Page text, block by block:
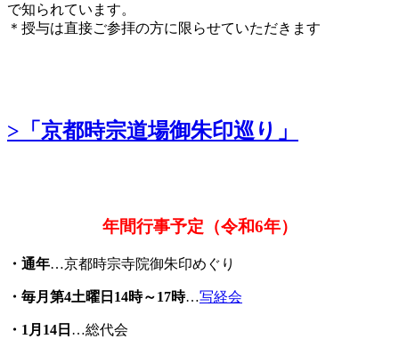
で知られています。
＊授与は直接ご参拝の方に限らせていただきます
>「京都時宗道場御朱印巡り」
年間行事予定（令和6年）
・通年…京都時宗寺院御朱印めぐり
・毎月第4土曜日14時～17時…写経会
・1月14日 …総代会